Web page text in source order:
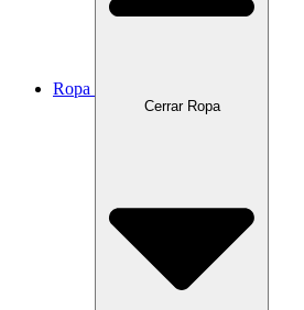
Ropa
Cerrar Ropa